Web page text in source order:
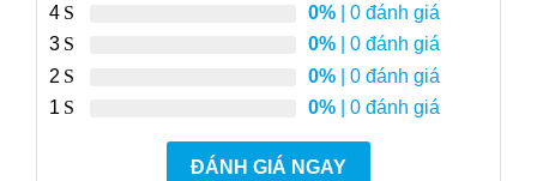
4
0% | 0 đánh giá
3
0% | 0 đánh giá
2
0% | 0 đánh giá
1
0% | 0 đánh giá
ĐÁNH GIÁ NGAY